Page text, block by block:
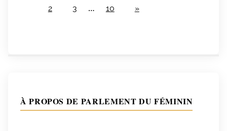
2 3 … 10
NEXT
»
À PROPOS DE PARLEMENT DU FÉMININ